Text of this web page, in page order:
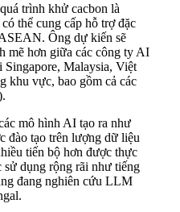
trình khử cacbon là
thể cung cấp hỗ trợ đặc
Ông dự kiến sẽ
mẽ hơn giữa các công ty AI
Singapore, Malaysia, Việt
khu vực, bao gồm cả các
mô hình AI tạo ra như
đào tạo trên lượng dữ liệu
tiến bộ hơn được thực
sử dụng rộng rãi như tiếng
đang nghiên cứu LLM